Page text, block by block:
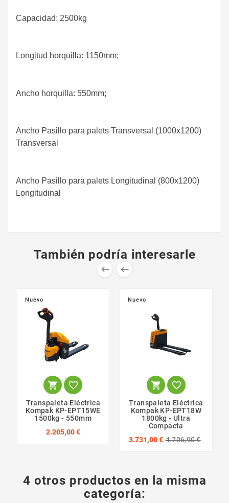
Capacidad: 2500kg
Longitud horquilla: 1150mm;
Ancho horquilla: 550mm;
Ancho Pasillo para palets Transversal (1000x1200)
Transversal
Ancho Pasillo para palets Longitudinal (800x1200)
Longitudinal
También podría interesarle
 
Nuevo
 
Transpaleta Eléctrica
Kompak KP-EPT15WE
1500kg - 550mm
2.205,00 €
Nuevo
 
Transpaleta Eléctrica
Kompak KP-EPT18W
1800kg - Ultra
Compacta
3.731,00 € 4.706,90 €
4 otros productos en la misma
categoría: